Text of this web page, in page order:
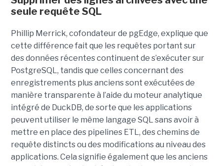
seule requête SQL
Phillip Merrick, cofondateur de pgEdge, explique que
cette différence fait que les requêtes portant sur
des données récentes continuent de s’exécuter sur
PostgreSQL, tandis que celles concernant des
enregistrements plus anciens sont exécutées de
manière transparente à l’aide du moteur analytique
intégré de DuckDB, de sorte que les applications
peuvent utiliser le même langage SQL sans avoir à
mettre en place des pipelines ETL, des chemins de
requête distincts ou des modifications au niveau des
applications. Cela signifie également que les anciens